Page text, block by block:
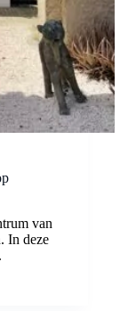
van
In deze